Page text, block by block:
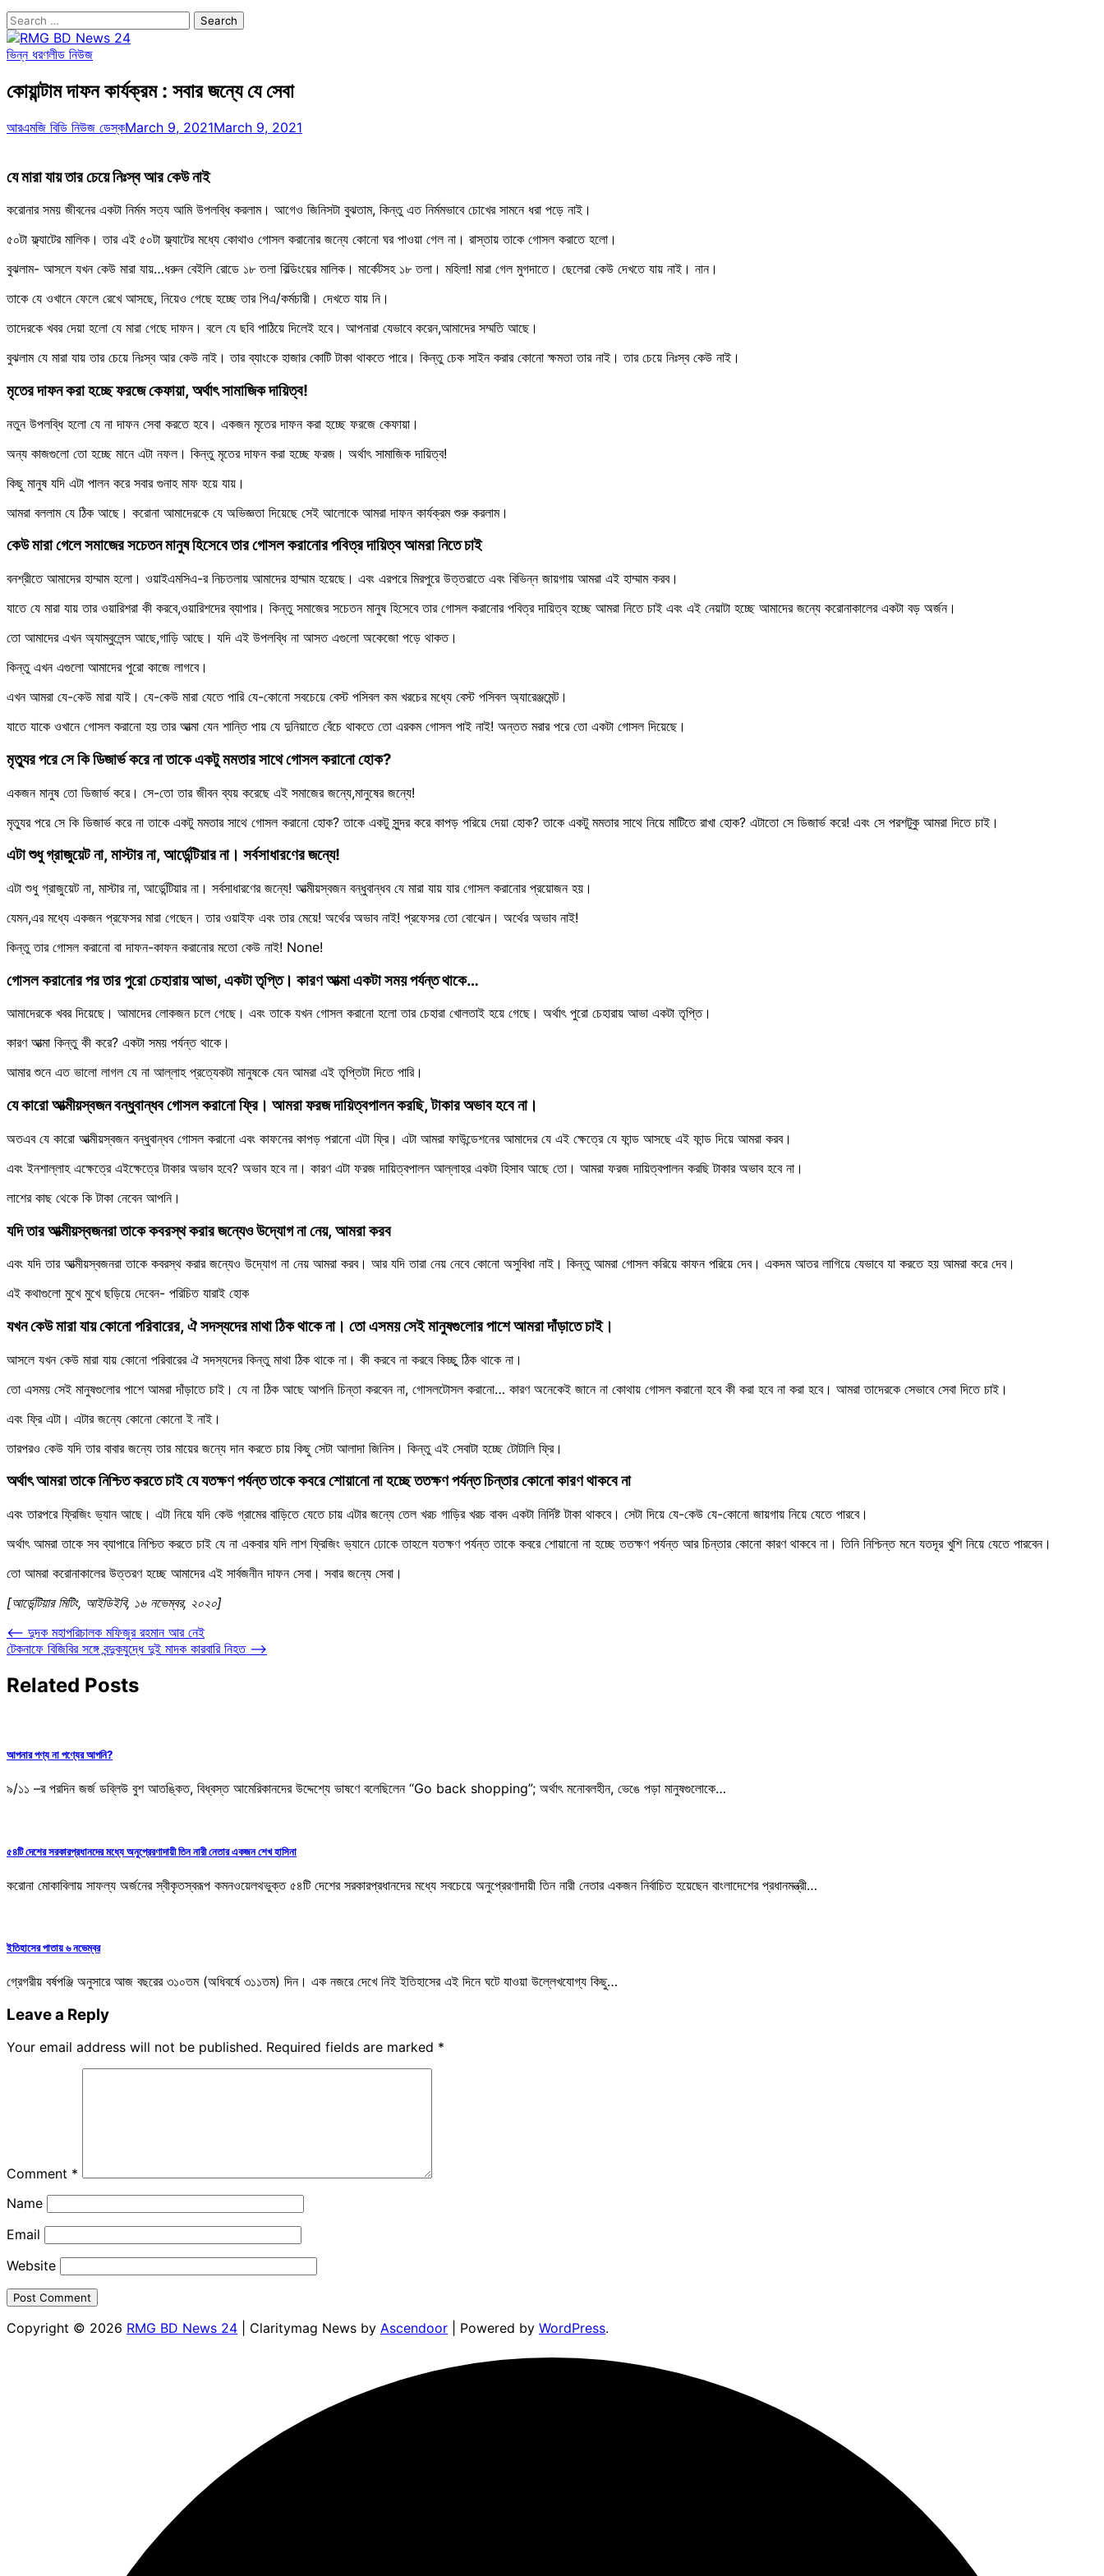
Search
for:
ভিন্ন ধরণলীড নিউজ
কোয়ান্টাম দাফন কার্যক্রম : সবার জন্যে যে সেবা
আরএমজি বিডি নিউজ ডেস্কMarch 9, 2021March 9, 2021
যে মারা যায় তার চেয়ে নিঃস্ব আর কেউ নাই
করোনার সময় জীবনের একটা নির্মম সত্য আমি উপলব্ধি করলাম। আগেও জিনিসটা বুঝতাম, কিন্তু এত নির্মমভাবে চোখের সামনে ধরা পড়ে নাই।
৫০টা ফ্ল্যাটের মালিক। তার এই ৫০টা ফ্ল্যাটের মধ্যে কোথাও গোসল করানোর জন্যে কোনো ঘর পাওয়া গেল না। রাস্তায় তাকে গোসল করাতে হলো।
বুঝলাম- আসলে যখন কেউ মারা যায়…ধরুন বেইলি রোডে ১৮ তলা বিল্ডিংয়ের মালিক। মার্কেটসহ ১৮ তলা। মহিলা! মারা গেল মুগদাতে। ছেলেরা কেউ দেখতে যায় নাই। নান।
তাকে যে ওখানে ফেলে রেখে আসছে, নিয়েও গেছে হচ্ছে তার পিএ/কর্মচারী। দেখতে যায় নি।
তাদেরকে খবর দেয়া হলো যে মারা গেছে দাফন। বলে যে ছবি পাঠিয়ে দিলেই হবে। আপনারা যেভাবে করেন,আমাদের সম্মতি আছে।
বুঝলাম যে মারা যায় তার চেয়ে নিঃস্ব আর কেউ নাই। তার ব্যাংকে হাজার কোটি টাকা থাকতে পারে। কিন্তু চেক সাইন করার কোনো ক্ষমতা তার নাই। তার চেয়ে নিঃস্ব কেউ নাই।
মৃতের দাফন করা হচ্ছে ফরজে কেফায়া, অর্থাৎ সামাজিক দায়িত্ব!
নতুন উপলব্ধি হলো যে না দাফন সেবা করতে হবে। একজন মৃতের দাফন করা হচ্ছে ফরজে কেফায়া।
অন্য কাজগুলো তো হচ্ছে মানে এটা নফল। কিন্তু মৃতের দাফন করা হচ্ছে ফরজ। অর্থাৎ সামাজিক দায়িত্ব!
কিছু মানুষ যদি এটা পালন করে সবার গুনাহ মাফ হয়ে যায়।
আমরা বললাম যে ঠিক আছে। করোনা আমাদেরকে যে অভিজ্ঞতা দিয়েছে সেই আলোকে আমরা দাফন কার্যক্রম শুরু করলাম।
কেউ মারা গেলে সমাজের সচেতন মানুষ হিসেবে তার গোসল করানোর পবিত্র দায়িত্ব আমরা নিতে চাই
বনশ্রীতে আমাদের হাম্মাম হলো। ওয়াইএমসিএ-র নিচতলায় আমাদের হাম্মাম হয়েছে। এবং এরপরে মিরপুরে উত্তরাতে এবং বিভিন্ন জায়গায় আমরা এই হাম্মাম করব।
যাতে যে মারা যায় তার ওয়ারিশরা কী করবে,ওয়ারিশদের ব্যাপার। কিন্তু সমাজের সচেতন মানুষ হিসেবে তার গোসল করানোর পবিত্র দায়িত্ব হচ্ছে আমরা নিতে চাই এবং এই নেয়াটা হচ্ছে আমাদের জন্যে করোনাকালের একটা বড় অর্জন।
তো আমাদের এখন অ্যাম্বুলেন্স আছে,গাড়ি আছে। যদি এই উপলব্ধি না আসত এগুলো অকেজো পড়ে থাকত।
কিন্তু এখন এগুলো আমাদের পুরো কাজে লাগবে।
এখন আমরা যে-কেউ মারা যাই। যে-কেউ মারা যেতে পারি যে-কোনো সবচেয়ে বেস্ট পসিবল কম খরচের মধ্যে বেস্ট পসিবল অ্যারেঞ্জমেন্ট।
যাতে যাকে ওখানে গোসল করানো হয় তার আত্মা যেন শান্তি পায় যে দুনিয়াতে বেঁচে থাকতে তো এরকম গোসল পাই নাই! অন্তত মরার পরে তো একটা গোসল দিয়েছে।
মৃত্যুর পরে সে কি ডিজার্ভ করে না তাকে একটু মমতার সাথে গোসল করানো হোক?
একজন মানুষ তো ডিজার্ভ করে। সে-তো তার জীবন ব্যয় করেছে এই সমাজের জন্যে,মানুষের জন্যে!
মৃত্যুর পরে সে কি ডিজার্ভ করে না তাকে একটু মমতার সাথে গোসল করানো হোক? তাকে একটু সুন্দর করে কাপড় পরিয়ে দেয়া হোক? তাকে একটু মমতার সাথে নিয়ে মাটিতে রাখা হোক? এটাতো সে ডিজার্ভ করে! এবং সে পরশটুকু আমরা দিতে চাই।
এটা শুধু গ্রাজুয়েট না, মাস্টার না, আর্ডেন্টিয়ার না। সর্বসাধারণের জন্যে!
এটা শুধু গ্রাজুয়েট না, মাস্টার না, আর্ডেন্টিয়ার না। সর্বসাধারণের জন্যে! আত্মীয়স্বজন বন্ধুবান্ধব যে মারা যায় যার গোসল করানোর প্রয়োজন হয়।
যেমন,এর মধ্যে একজন প্রফেসর মারা গেছেন। তার ওয়াইফ এবং তার মেয়ে! অর্থের অভাব নাই! প্রফেসর তো বোঝেন। অর্থের অভাব নাই!
কিন্তু তার গোসল করানো বা দাফন-কাফন করানোর মতো কেউ নাই! None!
গোসল করানোর পর তার পুরো চেহারায় আভা, একটা তৃপ্তি। কারণ আত্মা একটা সময় পর্যন্ত থাকে…
আমাদেরকে খবর দিয়েছে। আমাদের লোকজন চলে গেছে। এবং তাকে যখন গোসল করানো হলো তার চেহারা খোলতাই হয়ে গেছে। অর্থাৎ পুরো চেহারায় আভা একটা তৃপ্তি।
কারণ আত্মা কিন্তু কী করে? একটা সময় পর্যন্ত থাকে।
আমার শুনে এত ভালো লাগল যে না আল্লাহ প্রত্যেকটা মানুষকে যেন আমরা এই তৃপ্তিটা দিতে পারি।
যে কারো আত্মীয়স্বজন বন্ধুবান্ধব গোসল করানো ফ্রি। আমরা ফরজ দায়িত্বপালন করছি, টাকার অভাব হবে না।
অতএব যে কারো আত্মীয়স্বজন বন্ধুবান্ধব গোসল করানো এবং কাফনের কাপড় পরানো এটা ফ্রি। এটা আমরা ফাউন্ডেশনের আমাদের যে এই ক্ষেত্রে যে ফান্ড আসছে এই ফান্ড দিয়ে আমরা করব।
এবং ইনশাল্লাহ এক্ষেত্রে এইক্ষেত্রে টাকার অভাব হবে? অভাব হবে না। কারণ এটা ফরজ দায়িত্বপালন আল্লাহর একটা হিসাব আছে তো। আমরা ফরজ দায়িত্বপালন করছি টাকার অভাব হবে না।
লাশের কাছ থেকে কি টাকা নেবেন আপনি।
যদি তার আত্মীয়স্বজনরা তাকে কবরস্থ করার জন্যেও উদ্যোগ না নেয়, আমরা করব
এবং যদি তার আত্মীয়স্বজনরা তাকে কবরস্থ করার জন্যেও উদ্যোগ না নেয় আমরা করব। আর যদি তারা নেয় নেবে কোনো অসুবিধা নাই। কিন্তু আমরা গোসল করিয়ে কাফন পরিয়ে দেব। একদম আতর লাগিয়ে যেভাবে যা করতে হয় আমরা করে দেব।
এই কথাগুলো মুখে মুখে ছড়িয়ে দেবেন- পরিচিত যারাই হোক
যখন কেউ মারা যায় কোনো পরিবারের, ঐ সদস্যদের মাথা ঠিক থাকে না। তো এসময় সেই মানুষগুলোর পাশে আমরা দাঁড়াতে চাই।
আসলে যখন কেউ মারা যায় কোনো পরিবারের ঐ সদস্যদের কিন্তু মাথা ঠিক থাকে না। কী করবে না করবে কিচ্ছু ঠিক থাকে না।
তো এসময় সেই মানুষগুলোর পাশে আমরা দাঁড়াতে চাই। যে না ঠিক আছে আপনি চিন্তা করবেন না, গোসলটোসল করানো… কারণ অনেকেই জানে না কোথায় গোসল করানো হবে কী করা হবে না করা হবে। আমরা তাদেরকে সেভাবে সেবা দিতে চাই।
এবং ফ্রি এটা। এটার জন্যে কোনো কোনো ই নাই।
তারপরও কেউ যদি তার বাবার জন্যে তার মায়ের জন্যে দান করতে চায় কিছু সেটা আলাদা জিনিস। কিন্তু এই সেবাটা হচ্ছে টোটালি ফ্রি।
অর্থাৎ আমরা তাকে নিশ্চিত করতে চাই যে যতক্ষণ পর্যন্ত তাকে কবরে শোয়ানো না হচ্ছে ততক্ষণ পর্যন্ত চিন্তার কোনো কারণ থাকবে না
এবং তারপরে ফ্রিজিং ভ্যান আছে। এটা নিয়ে যদি কেউ গ্রামের বাড়িতে যেতে চায় এটার জন্যে তেল খরচ গাড়ির খরচ বাবদ একটা নির্দিষ্ট টাকা থাকবে। সেটা দিয়ে যে-কেউ যে-কোনো জায়গায় নিয়ে যেতে পারবে।
অর্থাৎ আমরা তাকে সব ব্যাপারে নিশ্চিত করতে চাই যে না একবার যদি লাশ ফ্রিজিং ভ্যানে ঢোকে তাহলে যতক্ষণ পর্যন্ত তাকে কবরে শোয়ানো না হচ্ছে ততক্ষণ পর্যন্ত আর চিন্তার কোনো কারণ থাকবে না। তিনি নিশ্চিন্ত মনে যতদূর খুশি নিয়ে যেতে পারবেন।
তো আমরা করোনাকালের উত্তরণ হচ্ছে আমাদের এই সার্বজনীন দাফন সেবা। সবার জন্যে সেবা।
[আর্ডেন্টিয়ার মিটিং, আইডিইবি, ১৬ নভেম্বর, ২০২০]
Post
navigation
⟵ দুদক মহাপরিচালক মফিজুর রহমান আর নেই
টেকনাফে বিজিবির সঙ্গে বন্দুকযুদ্ধে দুই মাদক কারবারি নিহত ⟶
Related Posts
আপনার পণ্য না পণ্যের আপনি?
৯/১১ –র পরদিন জর্জ ডব্লিউ বুশ আতঙ্কিত, বিধ্বস্ত আমেরিকানদের উদ্দেশ্যে ভাষণে বলেছিলেন “Go back shopping”; অর্থাৎ মনোবলহীন, ভেঙে পড়া মানুষগুলোকে…
৫৪টি দেশের সরকারপ্রধানদের মধ্যে অনুপ্রেরণাদায়ী তিন নারী নেতার একজন শেখ হাসিনা
করোনা মোকাবিলায় সাফল্য অর্জনের স্বীকৃতস্বরূপ কমনওয়েলথভুক্ত ৫৪টি দেশের সরকারপ্রধানদের মধ্যে সবচেয়ে অনুপ্রেরণাদায়ী তিন নারী নেতার একজন নির্বাচিত হয়েছেন বাংলাদেশের প্রধানমন্ত্রী…
ইতিহাসের পাতায় ৬ নভেম্বর
গ্রেগরীয় বর্ষপঞ্জি অনুসারে আজ বছরের ৩১০তম (অধিবর্ষে ৩১১তম) দিন। এক নজরে দেখে নিই ইতিহাসের এই দিনে ঘটে যাওয়া উল্লেখযোগ্য কিছু…
Leave a Reply
Your email address will not be published. Required fields are marked *
Comment *
Name
Email
Website
Copyright © 2026 RMG BD News 24 | Claritymag News by Ascendoor | Powered by WordPress.